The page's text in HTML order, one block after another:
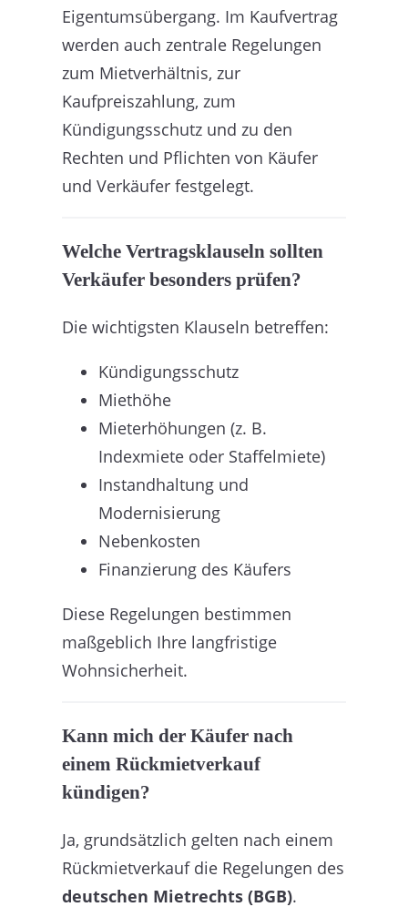
Eigentumsübergang. Im Kaufvertrag
werden auch zentrale Regelungen
zum Mietverhältnis, zur
Kaufpreiszahlung, zum
Kündigungsschutz und zu den
Rechten und Pflichten von Käufer
und Verkäufer festgelegt.
Welche Vertragsklauseln sollten
Verkäufer besonders prüfen?
Die wichtigsten Klauseln betreffen:
Kündigungsschutz
Miethöhe
Mieterhöhungen (z. B.
Indexmiete oder Staffelmiete)
Instandhaltung und
Modernisierung
Nebenkosten
Finanzierung des Käufers
Diese Regelungen bestimmen
maßgeblich Ihre langfristige
Wohnsicherheit.
Kann mich der Käufer nach
einem Rückmietverkauf
kündigen?
Ja, grundsätzlich gelten nach einem
Rückmietverkauf die Regelungen des
deutschen Mietrechts (BGB).